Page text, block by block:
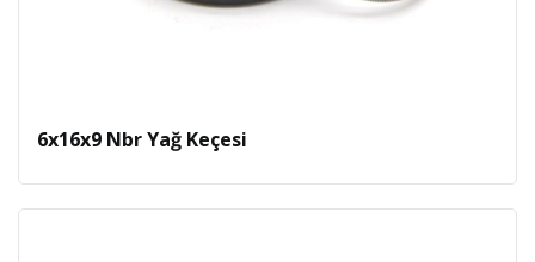
6x16x9 Nbr Yağ Keçesi